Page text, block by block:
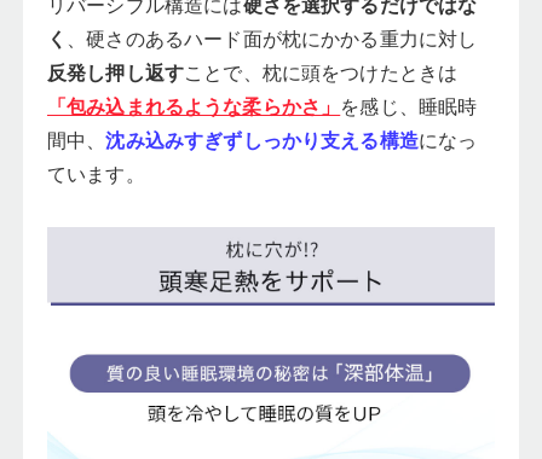
く 、硬さのあるハード面が枕にかかる重力に対し
反発し押し返すことで、枕に頭をつけたときは
「包み込まれるような柔らかさ」 を感じ、睡眠時
間中、沈み込みすぎずしっかり支える構造になっ
ています。